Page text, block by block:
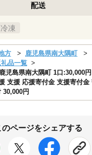
配送
冷凍
方
鹿児島県南大隅町
品一覧
児島県南大隅町 1口:30,000
支援 応援寄付金 支援寄付金
30,000円
のページをシェアする